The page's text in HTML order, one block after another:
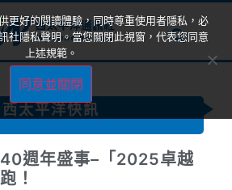
西太平洋快訊
40週年盛事–「2025卓越
！
更好的閱讀體驗，同時尊重使用者隱私，必
社隱私聲明。當您關閉此視窗，代表您同意
上述規範。
同意並關閉